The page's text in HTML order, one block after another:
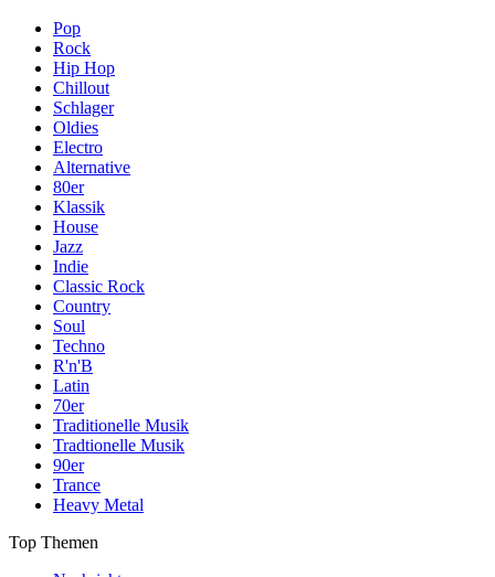
Pop
Rock
Hip Hop
Chillout
Schlager
Oldies
Electro
Alternative
80er
Klassik
House
Jazz
Indie
Classic Rock
Country
Soul
Techno
R'n'B
Latin
70er
Traditionelle Musik
Tradtionelle Musik
90er
Trance
Heavy Metal
Top Themen